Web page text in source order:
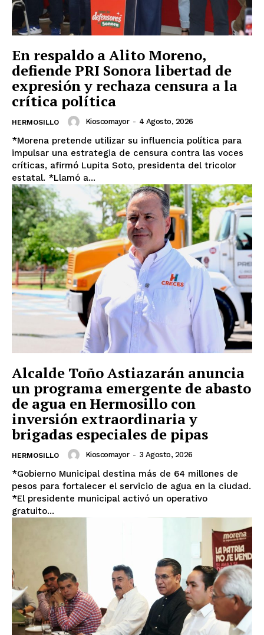
En respaldo a Alito Moreno,
defiende PRI Sonora libertad de
expresión y rechaza censura a la
crítica política
HERMOSILLO Kioscomayor - 4 Agosto, 2026
*Morena pretende utilizar su influencia política para
impulsar una estrategia de censura contra las voces
críticas, afirmó Lupita Soto, presidenta del tricolor
estatal. *Llamó a...
Alcalde Toño Astiazarán anuncia
un programa emergente de abasto
de agua en Hermosillo con
inversión extraordinaria y
brigadas especiales de pipas
HERMOSILLO Kioscomayor - 3 Agosto, 2026
*Gobierno Municipal destina más de 64 millones de
pesos para fortalecer el servicio de agua en la ciudad.
*El presidente municipal activó un operativo
gratuito...